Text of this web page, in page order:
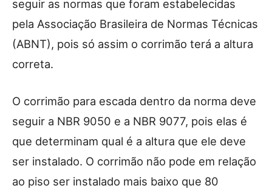
seguir as normas que foram estabelecidas
pela Associação Brasileira de Normas Técnicas
(ABNT), pois só assim o corrimão terá a altura
correta.
O corrimão para escada dentro da norma deve
seguir a NBR 9050 e a NBR 9077, pois elas é
que determinam qual é a altura que ele deve
ser instalado. O corrimão não pode em relação
ao piso ser instalado mais baixo que 80